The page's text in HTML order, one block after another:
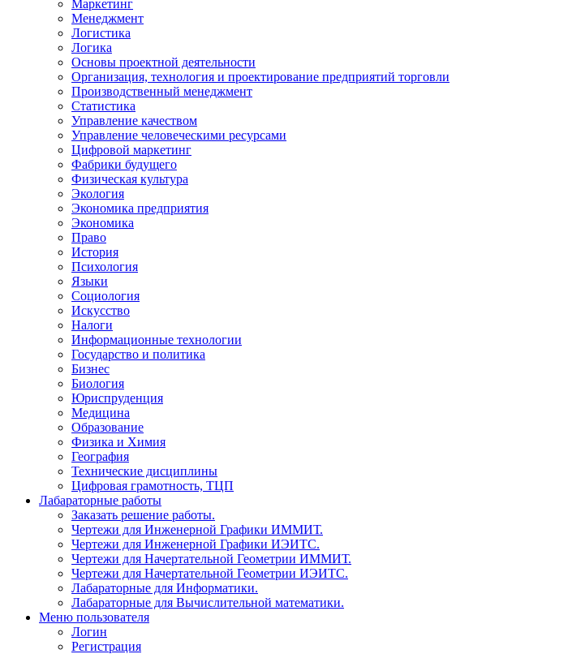
Маркетинг
Менеджмент
Логистика
Логика
Основы проектной деятельности
Организация, технология и проектирование предприятий торговли
Производственный менеджмент
Статистика
Управление качеством
Управление человеческими ресурсами
Цифровой маркетинг
Фабрики будущего
Физическая культура
Экология
Экономика предприятия
Экономика
Право
История
Психология
Языки
Социология
Искусство
Налоги
Информационные технологии
Государство и политика
Бизнес
Биология
Юриспруденция
Медицина
Образование
Физика и Химия
География
Технические дисциплины
Цифровая грамотность, ТЦП
Лабараторные работы
Заказать решение работы.
Чертежи для Инженерной Графики ИММИТ.
Чертежи для Инженерной Графики ИЭИТС.
Чертежи для Начертательной Геометрии ИММИТ.
Чертежи для Начертательной Геометрии ИЭИТС.
Лабараторные для Информатики.
Лабараторные для Вычислительной математики.
Меню пользователя
Логин
Регистрация